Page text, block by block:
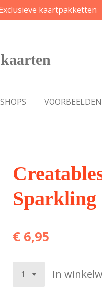
Exclusieve kaartpakketten
VOORBEELDEN
Sparkling
€ 6,95
In